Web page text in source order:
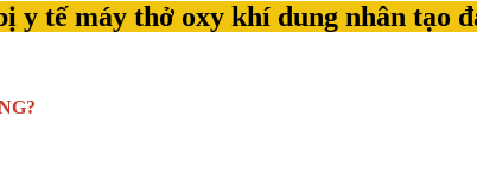
y tế máy thở oxy khí dung nhân tạo